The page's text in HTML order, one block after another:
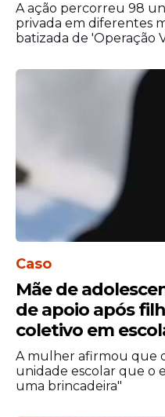
A ação percorreu 98
privada em diferentes
batizada de 'Operação
Caso
Mãe de
de apoio após
coletivo em
A mulher afirmou que
unidade escolar que o
uma brincadeira"